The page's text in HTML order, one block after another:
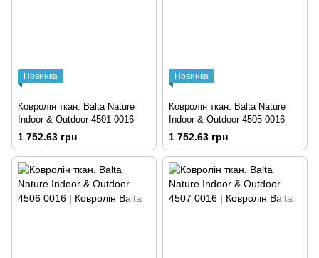
Новинка
Ковролін ткан. Balta Nature
Indoor & Outdoor 4501 0016
1 752.63 грн
Новинка
Ковролін ткан. Balta Nature
Indoor & Outdoor 4505 0016
1 752.63 грн